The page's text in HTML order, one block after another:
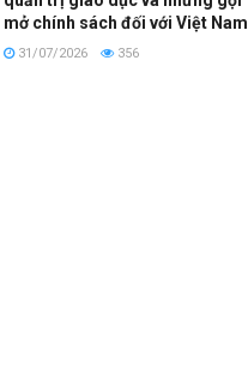
mở chính sách đối với Việt Nam
31/07/2026 356